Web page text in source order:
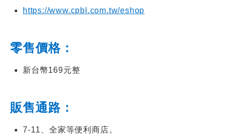
https://www.cpbl.com.tw/eshop
零售價格：
新台幣169元整
販售通路：
7-11、全家等便利商店。